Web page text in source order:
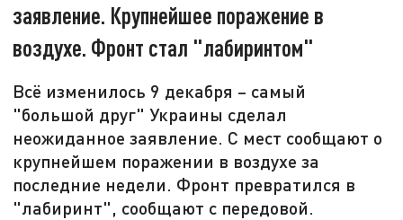
заявление. Крупнейшее поражение в
воздухе. Фронт стал "лабиринтом"
Всё изменилось 9 декабря – самый
"большой друг" Украины сделал
неожиданное заявление. С мест сообщают о
крупнейшем поражении в воздухе за
последние недели. Фронт превратился в
"лабиринт", сообщают с передовой.